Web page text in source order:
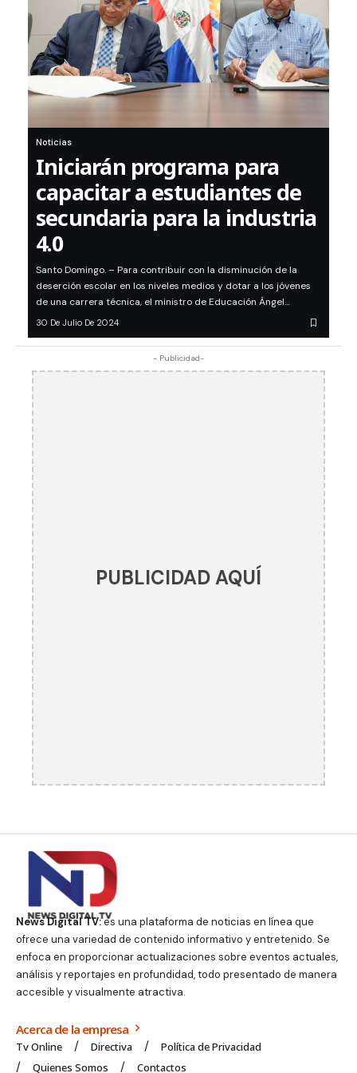
Noticias
Iniciarán programa para
capacitar a estudiantes de
secundaria para la industria
4.0
Santo Domingo. – Para contribuir con la disminución de la
deserción escolar en los niveles medios y dotar a los jóvenes
de una carrera técnica, el ministro de Educación Ángel…
30 De Julio De 2024
- Publicidad-
PUBLICIDAD AQUÍ
News Digital TV:es una plataforma de noticias en línea que
ofrece una variedad de contenido informativo y entretenido. Se
enfoca en proporcionar actualizaciones sobre eventos actuales,
análisis y reportajes en profundidad, todo presentado de manera
accesible y visualmente atractiva.
Acerca de la empresa
Tv Online Directiva
Política de Privacidad
Quienes Somos
Contactos